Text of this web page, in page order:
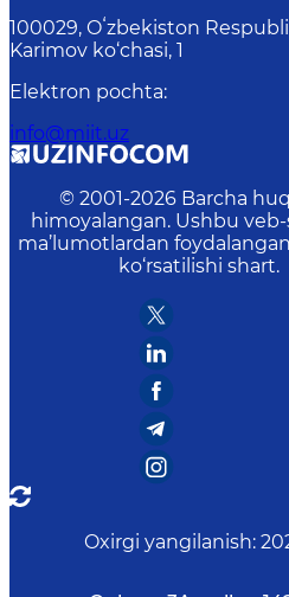
100029, Oʻzbekiston
Karimov ko‘chasi, 1
Elektron pochta:
info@miit.uz
© 2001-2026 Barcha
himoyalangan. Ushbu
ma’lumotlardan
ko‘rsatilishi shart.
Oxirgi yangilanish: